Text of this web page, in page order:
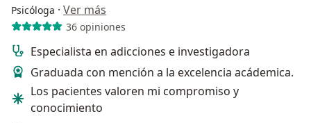
Psicóloga · Ver más
36 opiniones
Especialista en adicciones e investigadora
Graduada con mención a la excelencia acádemica.
Los pacientes valoren mi compromiso y
conocimiento